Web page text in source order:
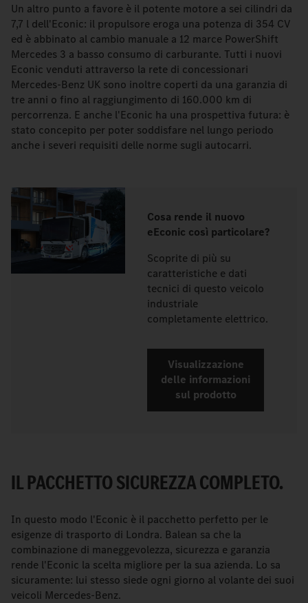
Un altro punto a favore è il potente motore a sei cilindri da
7,7 l dell'Econic: il propulsore eroga una potenza di 354 CV
ed è abbinato al cambio manuale a 12 marce PowerShift
Mercedes 3 a basso consumo di carburante. Tutti i nuovi
Econic venduti attraverso la rete di concessionari
Mercedes-Benz UK sono inoltre coperti da una garanzia di
tre anni o fino al raggiungimento di 160.000 km di
percorrenza. E anche l'Econic ha una prospettiva futura: è
stato concepito per poter soddisfare nel lungo periodo
anche i severi requisiti delle norme sugli autocarri.
Cosa rende il nuovo
eEconic così particolare?
Scoprite di più su
caratteristiche e dati
tecnici di questo veicolo
industriale
completamente elettrico.
Visualizzazione
delle informazioni
sul prodotto
IL PACCHETTO SICUREZZA COMPLETO.
In questo modo l'Econic è il pacchetto perfetto per le
esigenze di trasporto di Londra. Balean sa che la
combinazione di maneggevolezza, sicurezza e garanzia
rende l'Econic la scelta migliore per la sua azienda. Lo sa
sicuramente: lui stesso siede ogni giorno al volante dei suoi
veicoli Mercedes-Benz.